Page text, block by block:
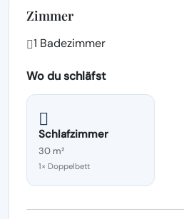
Zimmer
1 Badezimmer
Wo du schläfst
Schlafzimmer
30 m²
1× Doppelbett